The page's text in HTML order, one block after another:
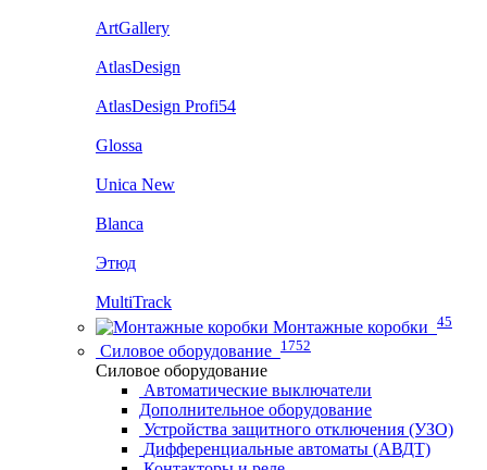
ArtGallery
AtlasDesign
AtlasDesign Profi54
Glossa
Unica New
Blanca
Этюд
MultiTrack
Монтажные коробки 45
Силовое оборудование 1752
Силовое оборудование
Автоматические выключатели
Дополнительное оборудование
Устройства защитного отключения (УЗО)
Дифференциальные автоматы (АВДТ)